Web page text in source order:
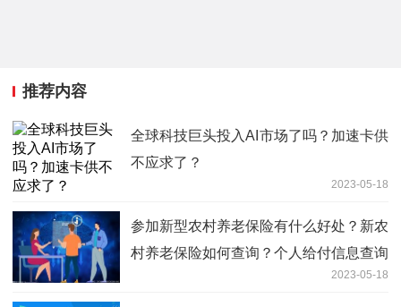
推荐内容
全球科技巨头投入AI市场了吗？加速卡供
不应求了？
2023-05-18
参加新型农村养老保险有什么好处？新农
村养老保险如何查询？个人给付信息查询
2023-05-18